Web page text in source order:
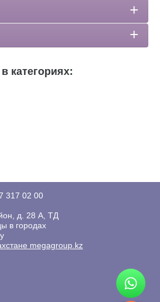
категориях:
317 02 00
д. 28 А, ТД
в городах
megagroup.kz